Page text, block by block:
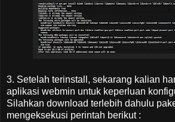
3. Setelah terinstall, sekarang kalian
aplikasi webmin untuk keperluan
Silahkan download terlebih dahulu
mengeksekusi perintah berikut :